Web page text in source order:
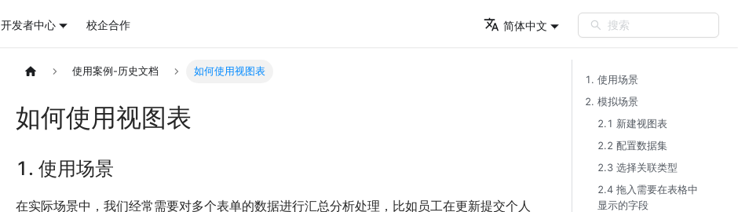
开发者中心 校企合作 简体中文 搜索
使用案例-历史文档 如何使用视图表
如何使用视图表
1. 使用场景
在实际场景中，我们经常需要对多个表单的数据进行汇总分析处理，比如员工在更新提交个人
1. 使用场景​
2. 模拟场景​
2.1 新建视图表​
2.2 配置数据集​
2.3 选择关联类型​
2.4 拖入需要在表格中
显示的字段​